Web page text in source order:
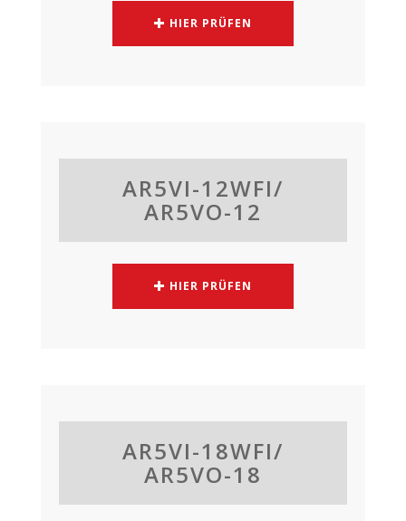
HIER PRÜFEN
AR5VI-12WFI/
AR5VO-12
HIER PRÜFEN
AR5VI-18WFI/
AR5VO-18